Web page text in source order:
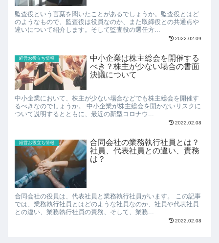
監査役という言葉を聞いたことがあるでしょうか。監査役とはど
のようなもので、監査役は役員なのか、また取締役との共通点や
違いについて紹介します。そして監査役の選任方...
2022.02.09
経営お役立ち情報
中小企業は株主総会を開催する
べき？株主が少ない場合の書面
決議について
中小企業において、株主が少ない場合などでも株主総会を開催す
るべきなのでしょうか。 中小企業が株主総会を開かないリスクに
ついて説明するとともに、最近の新型コロナウ...
2022.02.08
経営お役立ち情報
合同会社の業務執行社員とは？
社員、代表社員との違い、責務
は？
合同会社の役員は、代表社員と業務執行社員がいます。 この記事
では、業務執行社員とはどのような社員なのか、社員や代表社員
との違い、業務執行社員の責務、そして、業務...
2022.02.08